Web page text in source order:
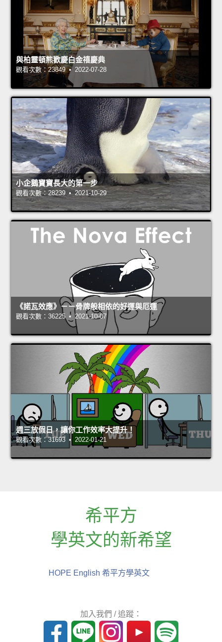
與柏靈頓熊歡慶白金禧慶典
觀看次數：23849 • 2022-07-28
小企鵝寶寶長大的第一步
觀看次數：28239 • 2021-10-29
《諾瓦效應》－－骨牌般相依的好運與厄運
觀看次數：36225 • 2021-10-07
週三放假日，讓你工作效率大提升！
觀看次數：31693 • 2022-01-21
希平方
學英文的新希望
HOPE English 希平方學英文
加入我們 / 追蹤：